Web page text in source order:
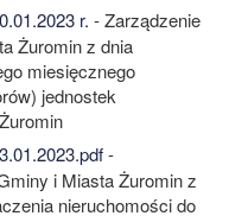
r. - Zarządzenie
Żuromin z dnia
miesięcznego
jednostek
-
i Miasta Żuromin z
nieruchomości do